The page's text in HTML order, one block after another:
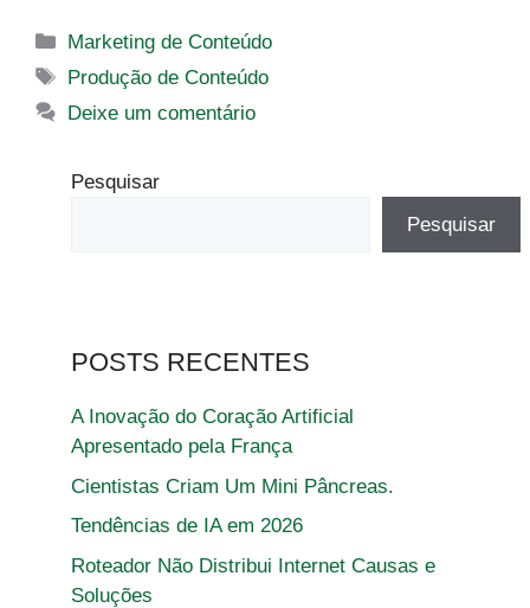
Categorias
Marketing de Conteúdo
Tags
Produção de Conteúdo
Deixe um comentário
Pesquisar
Pesquisar
POSTS RECENTES
A Inovação do Coração Artificial
Apresentado pela França
Cientistas Criam Um Mini Pâncreas.
Tendências de IA em 2026
Roteador Não Distribui Internet Causas e
Soluções